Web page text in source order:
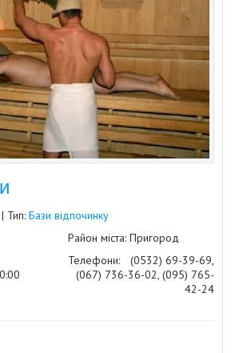
Тип: Бази відпочинку
Район міста: Пригород
Телефони:
(0532) 69-39-69,
(067) 736-36-02, (095) 765-
42-24